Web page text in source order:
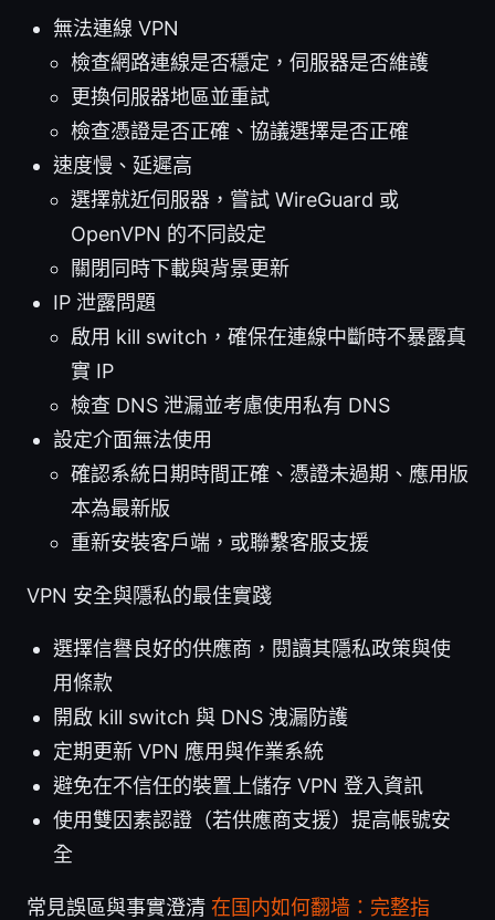
無法連線 VPN
檢查網路連線是否穩定，伺服器是否維護
更換伺服器地區並重試
檢查憑證是否正確、協議選擇是否正確
速度慢、延遲高
選擇就近伺服器，嘗試 WireGuard 或
OpenVPN 的不同設定
關閉同時下載與背景更新
IP 泄露問題
啟用 kill switch，確保在連線中斷時不暴露真
實 IP
檢查 DNS 泄漏並考慮使用私有 DNS
設定介面無法使用
確認系統日期時間正確、憑證未過期、應用版
本為最新版
重新安裝客戶端，或聯繫客服支援
VPN 安全與隱私的最佳實踐
選擇信譽良好的供應商，閱讀其隱私政策與使
用條款
開啟 kill switch 與 DNS 洩漏防護
定期更新 VPN 應用與作業系統
避免在不信任的裝置上儲存 VPN 登入資訊
使用雙因素認證（若供應商支援）提高帳號安
全
常見誤區與事實澄清 在国内如何翻墙：完整指